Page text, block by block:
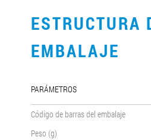
ESTRUCTURA
EMBALAJE
PARÁMETROS
Código de barras del embalaje
Peso (g)